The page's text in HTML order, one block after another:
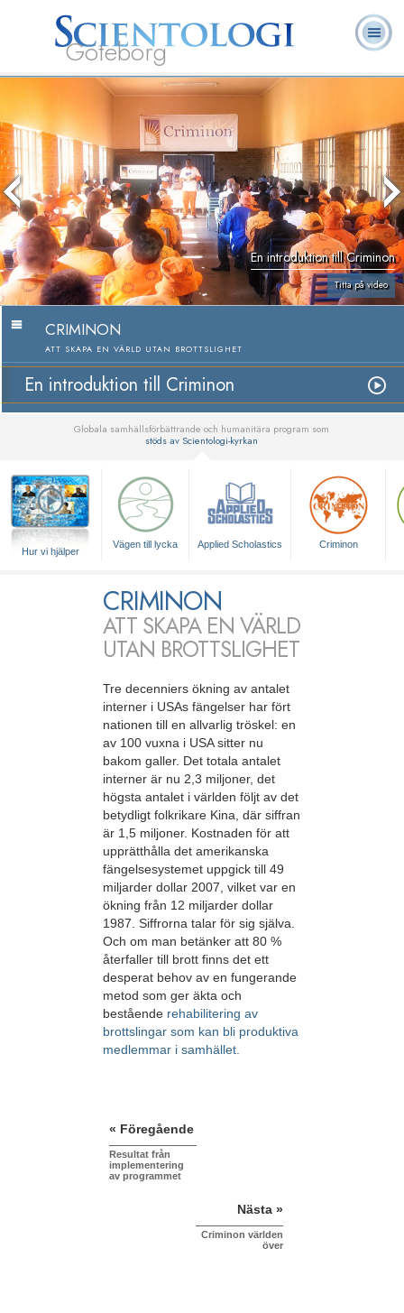
Göteborg
Scientologi?
Frivilligpastorer
En introduktion till Criminon
Titta på video
CRIMINON
ATT SKAPA EN VÄRLD UTAN BROTTSLIGHET
En introduktion till Criminon
Globala samhällsförbättrande och humanitära program som
stöds av Scientologi-kyrkan
Hur vi hjälper
Vägen till lycka Applied Scholastics Criminon
CRIMINON
ATT SKAPA EN VÄRLD
UTAN BROTTSLIGHET
Tre decenniers ökning av antalet
interner i USAs fängelser har fört
nationen till en allvarlig tröskel: en
av 100 vuxna i USA sitter nu
bakom galler. Det totala antalet
interner är nu 2,3 miljoner, det
högsta antalet i världen följt av det
betydligt folkrikare Kina, där siffran
är 1,5 miljoner. Kostnaden för att
upprätthålla det amerikanska
fängelsesystemet uppgick till 49
miljarder dollar 2007, vilket var en
ökning från 12 miljarder dollar
1987. Siffrorna talar för sig själva.
Och om man betänker att 80 %
återfaller till brott finns det ett
desperat behov av en fungerande
metod som ger äkta och
bestående rehabilitering av
brottslingar som kan bli produktiva
medlemmar i samhället.
« Föregående
Resultat från
implementering
av programmet
Nästa »
Criminon världen
över